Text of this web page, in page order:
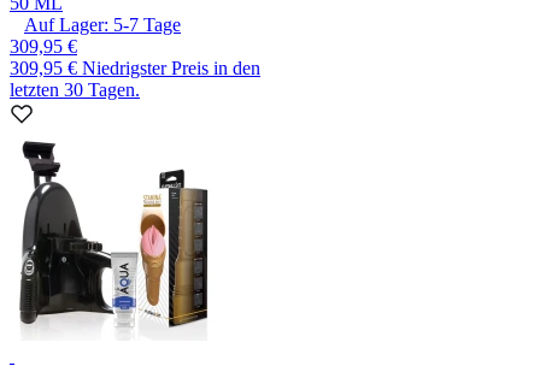
Auf Lager: 5-7 Tage
309,95 €
309,95 € Niedrigster Preis in den
letzten 30 Tagen.